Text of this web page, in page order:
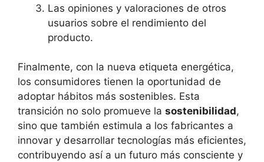
Las opiniones y valoraciones de otros
usuarios sobre el rendimiento del
producto.
Finalmente, con la nueva etiqueta energética,
los consumidores tienen la oportunidad de
adoptar hábitos más sostenibles. Esta
transición no solo promueve la sostenibilidad,
sino que también estimula a los fabricantes a
innovar y desarrollar tecnologías más eficientes,
contribuyendo así a un futuro más consciente y